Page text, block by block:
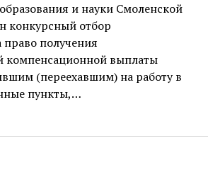
и науки Смоленской
конкурсный отбор
право получения
компенсационной выплаты
(переехавшим) на работу в
пункты,…